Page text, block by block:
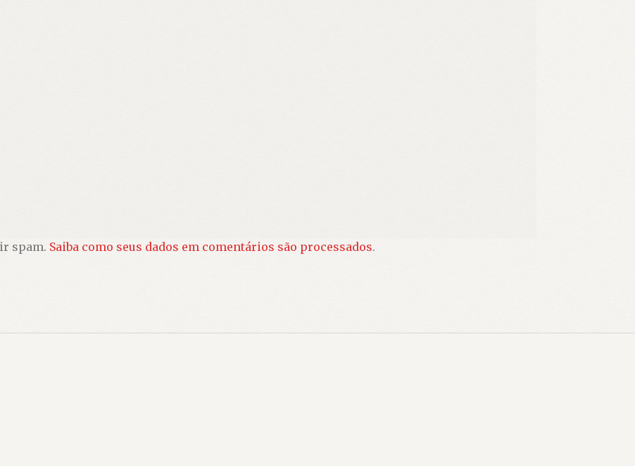
spam. Saiba como seus dados em comentários são processados.